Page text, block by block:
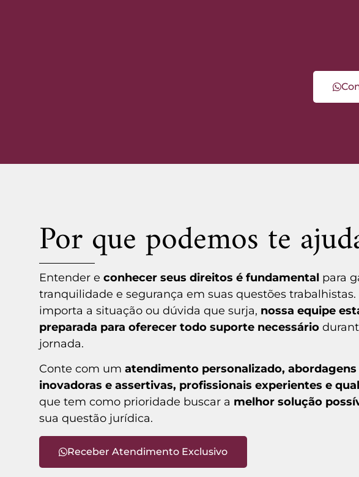
Por que podemos te
Entender e conhecer seus direitos é fundamental para
tranquilidade e segurança em suas questões trabalhistas.
importa a situação ou dúvida que surja, nossa equipe
preparada para oferecer todo suporte necessário
jornada.
Conte com um atendimento personalizado, abordagens
inovadoras e assertivas, profissionais experientes e
que tem como prioridade buscar a melhor solução
sua questão jurídica.
Receber Atendimento Exclusivo